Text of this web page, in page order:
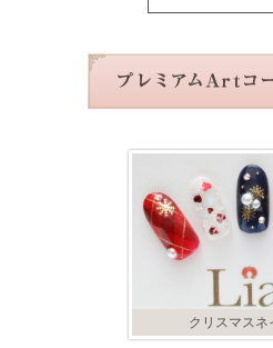
クリスマス